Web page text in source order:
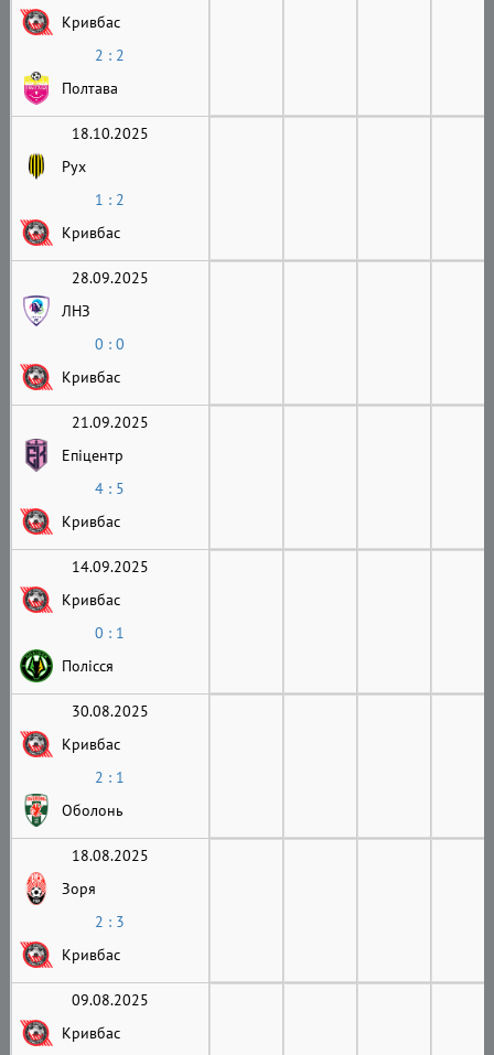
Кривбас
2 : 2
Полтава
18.10.2025
Рух
1 : 2
Кривбас
28.09.2025
ЛНЗ
0 : 0
Кривбас
21.09.2025
Епіцентр
4 : 5
Кривбас
14.09.2025
Кривбас
0 : 1
Полісся
30.08.2025
Кривбас
2 : 1
Оболонь
18.08.2025
Зоря
2 : 3
Кривбас
09.08.2025
Кривбас